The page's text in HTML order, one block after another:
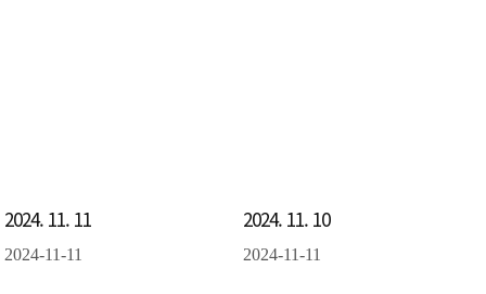
2024. 11. 11
2024-11-11
2024. 11. 10
2024-11-11